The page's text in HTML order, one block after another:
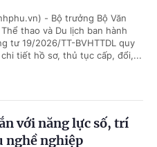
- Bộ trưởng Bộ Văn
thao và Du lịch ban hành
tư 19/2026/TT-BVHTTDL quy
tiết hồ sơ, thủ tục cấp, đổi,...
với năng lực số, trí
nghề nghiệp